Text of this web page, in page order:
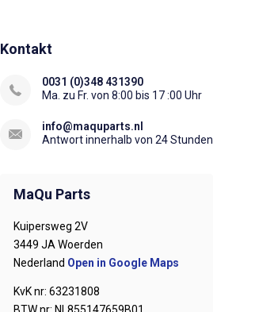
Kontakt
0031 (0)348 431390
Ma. zu Fr. von 8:00 bis 17 :00 Uhr
info@maquparts.nl
Antwort innerhalb von 24 Stunden
MaQu Parts
Kuipersweg 2V
3449 JA Woerden
Nederland Open in Google Maps
KvK nr: 63231808